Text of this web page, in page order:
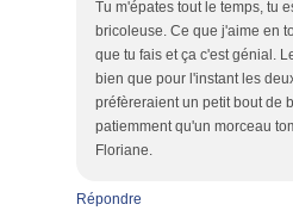
Tu m'épates tout le temps, tu
bricoleuse. Ce que j'aime en
que tu fais et ça c'est génial.
bien que pour l'instant les
préfèreraient un petit bout de
patiemment qu'un morceau
Floriane.
Répondre